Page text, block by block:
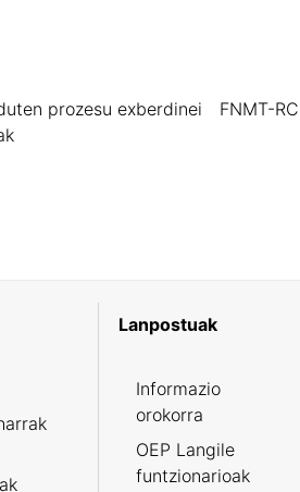
prozesu exberdinei
FNMT-
Lanpostuak
Informazio
orokorra
OEP Langile
funtzionarioak